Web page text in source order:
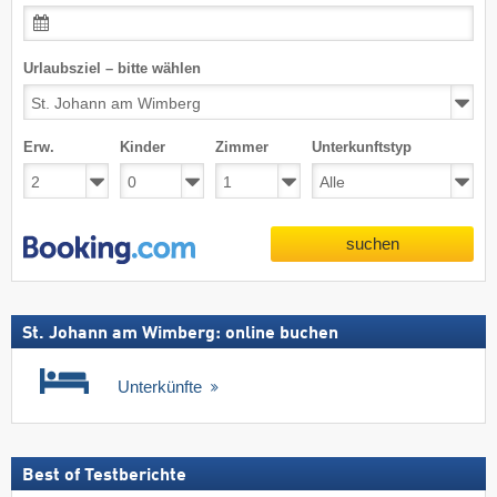
Urlaubsziel – bitte wählen
Erw. Kinder Zimmer Unterkunftstyp
suchen
St. Johann am Wimberg: online buchen
Unterkünfte
Best of Testberichte